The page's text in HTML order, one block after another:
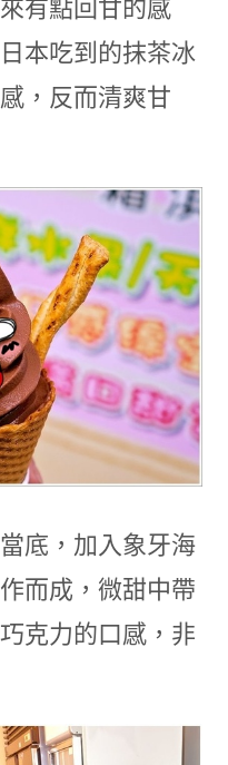
有點回甘的感
本吃到的抹茶冰
，反而清爽甘
底，加入象牙海
而成，微甜中帶
克力的口感，非